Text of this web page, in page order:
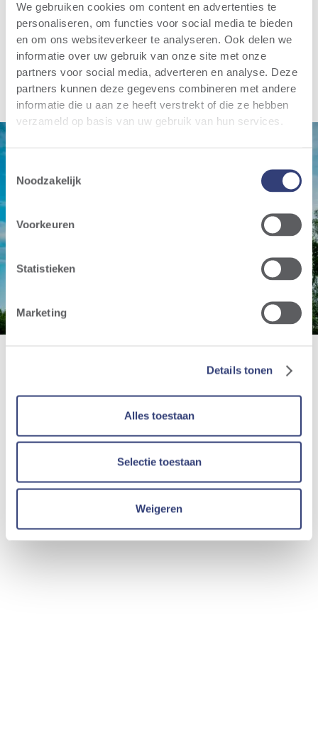
We gebruiken cookies om content en advertenties te
personaliseren, om functies voor social media te bieden
en om ons websiteverkeer te analyseren. Ook delen we
informatie over uw gebruik van onze site met onze
partners voor social media, adverteren en analyse. Deze
partners kunnen deze gegevens combineren met andere
informatie die u aan ze heeft verstrekt of die ze hebben
verzameld op basis van uw gebruik van hun services.
Noodzakelijk
Voorkeuren
Statistieken
Marketing
Details tonen
Alles toestaan
Selectie toestaan
Weigeren